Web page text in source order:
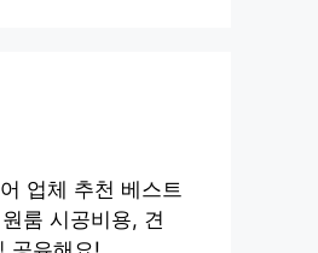
업체 추천 베스트
룸 시공비용, 견